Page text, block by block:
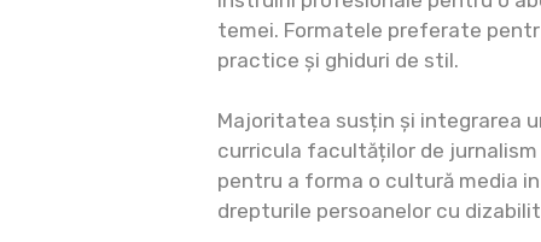
temei. Formatele preferate
practice și ghiduri de stil.
Majoritatea susțin și integrarea
curricula facultăților de jurnalism
pentru a forma o cultură media
drepturile persoanelor cu